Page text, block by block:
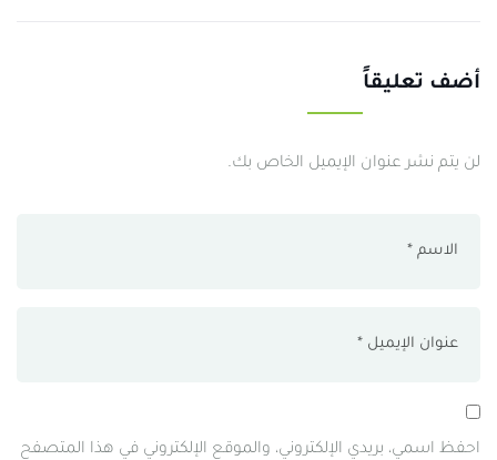
أضف تعليقاً
لن يتم نشر عنوان الإيميل الخاص بك.
احفظ اسمي، بريدي الإلكتروني، والموقع الإلكتروني في هذا المتصفح